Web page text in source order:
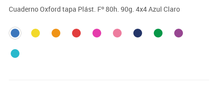
Cuaderno Oxford tapa Plást. Fº 80h. 90g. 4x4 Azul Claro